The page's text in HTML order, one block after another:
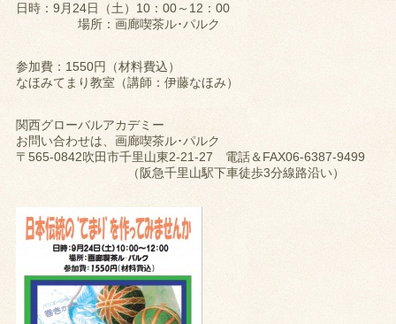
日時：9月24日（土）10：00～12：00
場所：画廊喫茶ル･パルク
参加費：1550円（材料費込）
なほみてまり教室（講師：伊藤なほみ）
関西グローバルアカデミー
お問い合わせは、画廊喫茶ル･パルク
〒565-0842吹田市千里山東2-21-27 電話＆FAX06-6387-9499
（阪急千里山駅下車徒歩3分線路沿い）